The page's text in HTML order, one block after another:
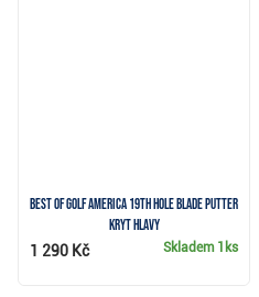
Best of Golf America 19th Hole blade putter
kryt hlavy
Skladem 1ks
1 290 Kč